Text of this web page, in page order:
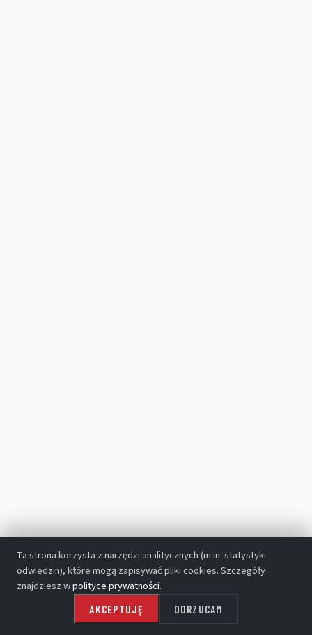
Ta strona korzysta z narzędzi analitycznych (m.in. statystyki
odwiedzin), które mogą zapisywać pliki cookies. Szczegóły
znajdziesz wpolityce prywatności.
AKCEPTUJĘ ODRZUCAM